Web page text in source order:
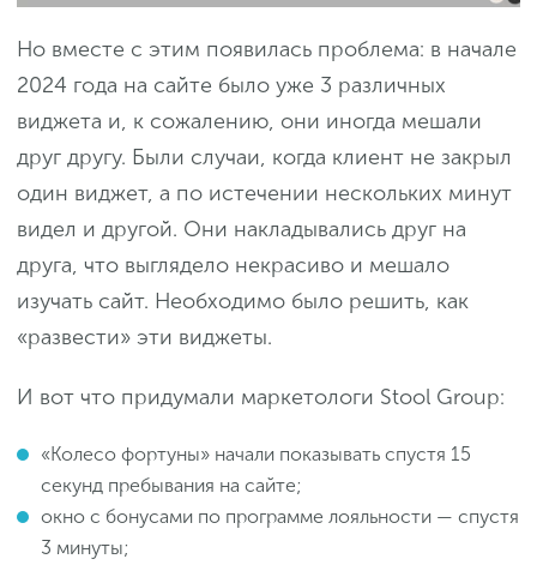
Но вместе с этим появилась проблема: в начале
2024 года на сайте было уже 3 различных
виджета и, к сожалению, они иногда мешали
друг другу. Были случаи, когда клиент не закрыл
один виджет, а по истечении нескольких минут
видел и другой. Они накладывались друг на
друга, что выглядело некрасиво и мешало
изучать сайт. Необходимо было решить, как
«развести» эти виджеты.
И вот что придумали маркетологи Stool Group:
«Колесо фортуны» начали показывать спустя 15
секунд пребывания на сайте;
окно с бонусами по программе лояльности — спустя
3 минуты;